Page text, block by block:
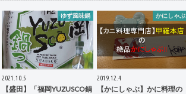
ゆず風味鍋
2021.10.5
【盛田】「福岡YUZUSCO鍋
かにしゃぶ
2019.12.4
【かにしゃぶ】かに料理の